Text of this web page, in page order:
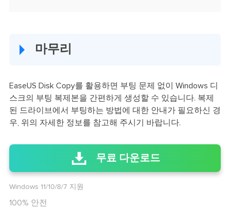
마무리
EaseUS Disk Copy를 활용하면 부팅 문제 없이 Windows 디
스크의 부팅 복제본을 간편하게 생성할 수 있습니다. 복제
된 드라이브에서 부팅하는 방법에 대한 안내가 필요하신 경
우, 위의 자세한 정보를 참고해 주시기 바랍니다.
무료 다운로드
Windows 11/10/8/7 지원
100% 안전